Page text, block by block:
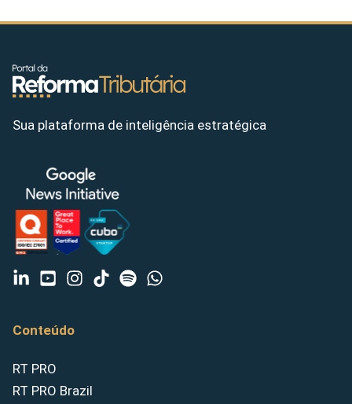
Sua plataforma de inteligência estratégica
Conteúdo
RT PRO
RT PRO Brazil